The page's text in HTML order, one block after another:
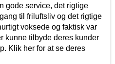
gode service, det rigtige
til friluftsliv og det rigtige
voksede og faktisk var
kunne tilbyde deres kunder
Klik her for at se deres